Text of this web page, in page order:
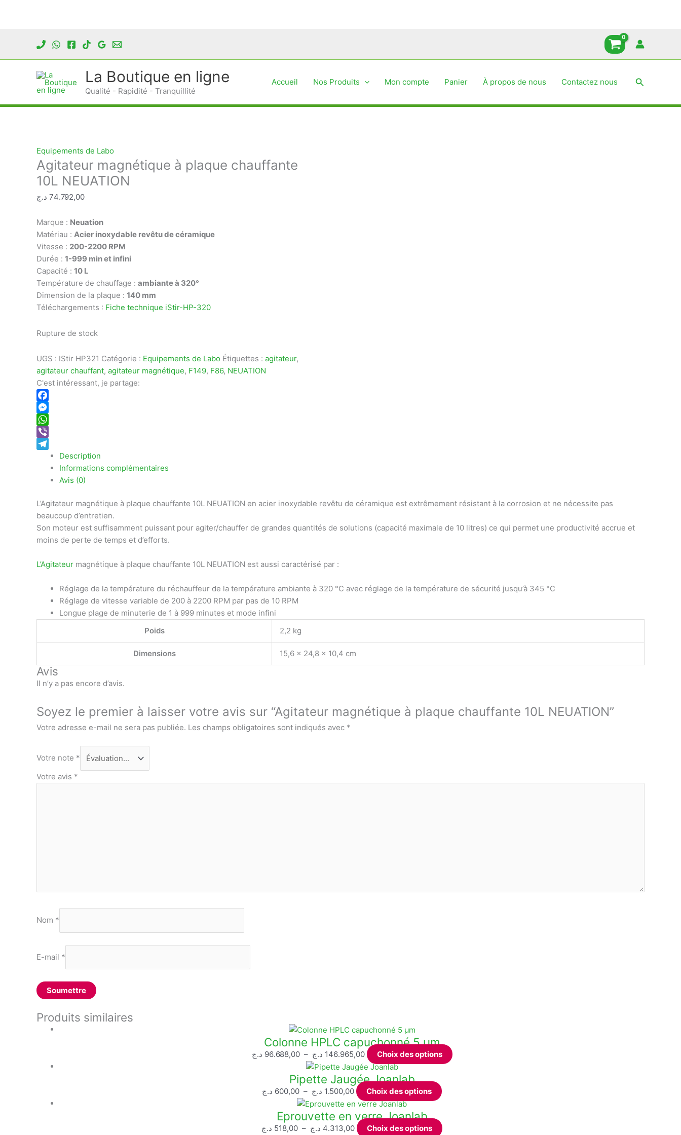
contenu
La Boutique en ligne
Qualité - Rapidité - Tranquillité
Accueil Nos Produits Mon compte Panier À propos de nous Contactez nous
Equipements de Labo
Agitateur magnétique à plaque chauffante
10L NEUATION
74.792,00 د.ج
Marque : Neuation
Matériau : Acier inoxydable revêtu de céramique
Vitesse : 200-2200 RPM
Durée : 1-999 min et infini
Capacité : 10 L
Température de chauffage : ambiante à 320°
Dimension de la plaque : 140 mm
Téléchargements : Fiche technique iStir-HP-320
Rupture de stock
UGS : IStir HP321 Catégorie : Equipements de Labo Étiquettes : agitateur,
agitateur chauffant, agitateur magnétique, F149, F86, NEUATION
C'est intéressant, je partage:
Facebook
Messenger
WhatsApp
Viber
TelegramDescription
Informations complémentaires
Avis (0)
L’Agitateur magnétique à plaque chauffante 10L NEUATION en acier inoxydable revêtu de céramique est extrêmement résistant à la corrosion et ne nécessite pas
beaucoup d’entretien.
Son moteur est suffisamment puissant pour agiter/chauffer de grandes quantités de solutions (capacité maximale de 10 litres) ce qui permet une productivité accrue et
moins de perte de temps et d’efforts.
L’Agitateur magnétique à plaque chauffante 10L NEUATION est aussi caractérisé par :
Réglage de la température du réchauffeur de la température ambiante à 320 °C avec réglage de la température de sécurité jusqu’à 345 °C
Réglage de vitesse variable de 200 à 2200 RPM par pas de 10 RPM
Longue plage de minuterie de 1 à 999 minutes et mode infini
Poids
2,2 kg
Dimensions 15,6 × 24,8 × 10,4 cm
Avis
Il n’y a pas encore d’avis.
Soyez le premier à laisser votre avis sur “Agitateur magnétique à plaque chauffante 10L NEUATION”
Votre adresse e-mail ne sera pas publiée. Les champs obligatoires sont indiqués avec *
Votre note *
Votre avis *
Nom *
E-mail *
Produits similaires
Colonne HPLC capuchonné 5 µm
96.688,00 د.ج – 146.965,00 د.ج
Plage
de
prix :
96.688,00 د.ج
à
146.965,00 د.ج
Choix des options
Ce
Pipette Jaugée Joanlab
600,00 د.ج – 1.500,00 د.ج
Plage
de
prix :
600,00 د.ج
Choix des options
Ce
plusieurs
Eprouvette en verre Joanlab
518,00 د.ج – 4.313,00 د.ج
PlageChoix des options
Ce